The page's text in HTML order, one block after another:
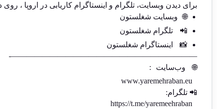
برای دیدن وبسایت، تلگرام و اینستاگرام کاریابی در اروپا ،
🌐
وبسایت شغلستون
📲
تلگرام شغلستون
📸
اینستاگرام شغلستون
————————————————————————-
🌐
وب‌سایت
:
www.yaremehraban.eu
📲 تلگرام:
https://t.me/yaremeehraban